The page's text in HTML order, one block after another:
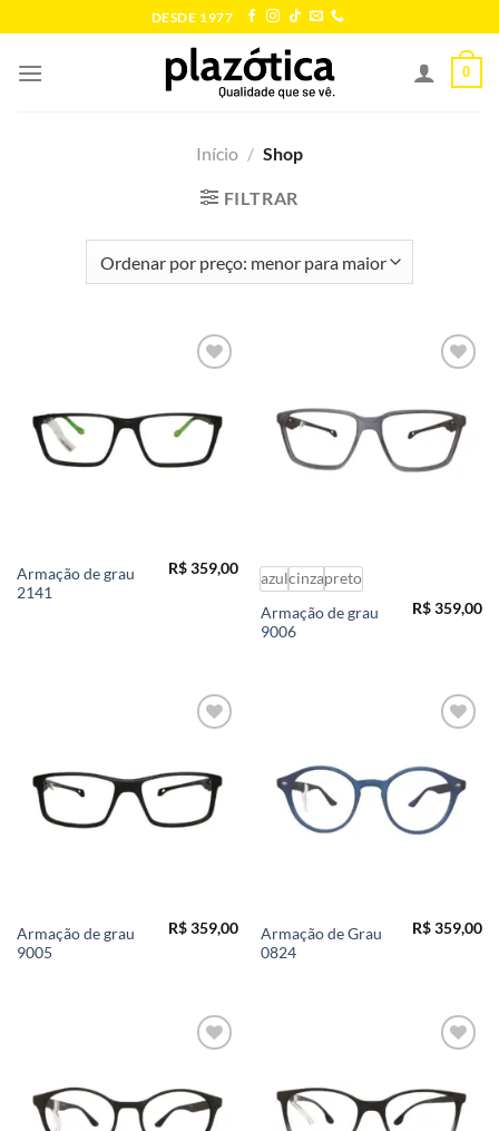
to
content
DESDE 1977
0
Início / Shop
FILTRAR
Armação de grau
2141
R$359,00
azulcinzapreto
Armação de grau
9006
R$359,00
Armação de grau
9005
R$359,00
Armação de Grau
0824
R$359,00